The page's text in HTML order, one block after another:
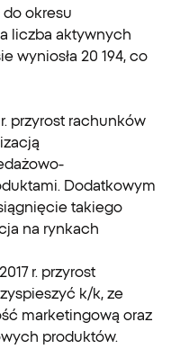
do okresu
liczba aktywnych
wyniosła 20 194, co
przyrost rachunków
Dodatkowym
takiego
na rynkach
r. przyrost
k/k, ze
marketingową oraz
produktów.